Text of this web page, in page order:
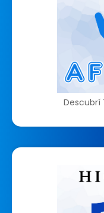
Descubrí